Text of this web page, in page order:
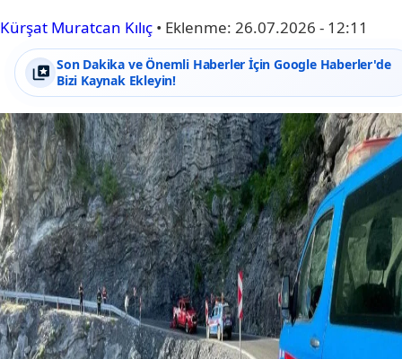
Kürşat Muratcan Kılıç • Eklenme: 26.07.2026 - 12:11
Son Dakika ve Önemli Haberler İçin Google Haberler'de
Bizi Kaynak Ekleyin!